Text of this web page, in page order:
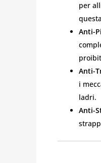
per
Anti-
Anti-
i
ladri.
Anti-